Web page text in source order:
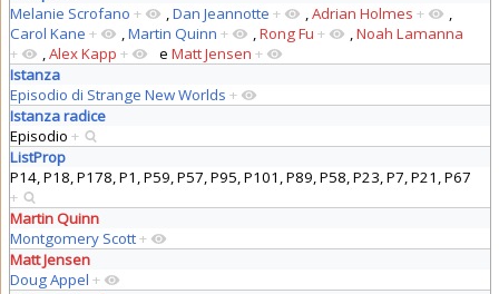
Melanie Scrofano + ,Dan Jeannotte + ,Adrian Holmes +
,
Carol Kane + ,Martin Quinn + ,Rong Fu + ,Noah Lamanna
+
,Alex Kapp + e Matt Jensen +
Istanza
Episodio di Strange New Worlds +
Istanza radice
Episodio +
ListProp
P14, P18, P178, P1, P59, P57, P95, P101, P89, P58, P23, P7, P21, P67
+
Martin Quinn
Montgomery Scott+
Matt Jensen
Doug Appel +